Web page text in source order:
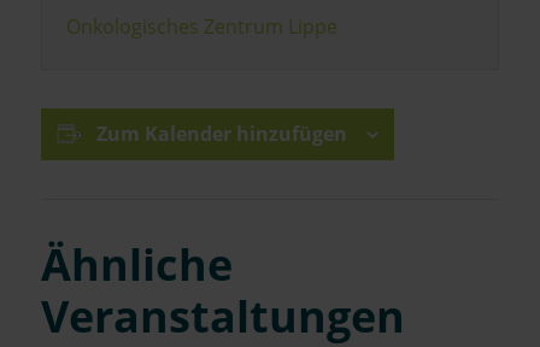
Onkologisches Zentrum Lippe
Zum Kalender hinzufügen
Ähnliche
Veranstaltungen